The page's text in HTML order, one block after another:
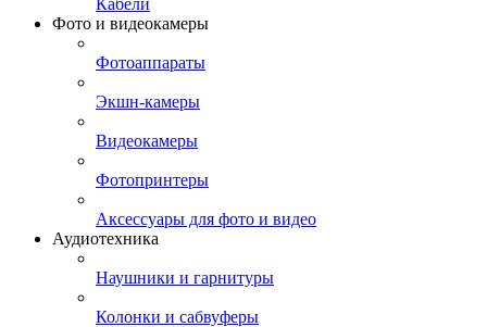
Кабели
Фото и видеокамеры
Фотоаппараты
Экшн-камеры
Видеокамеры
Фотопринтеры
Аксессуары для фото и видео
Аудиотехника
Наушники и гарнитуры
Колонки и сабвуферы